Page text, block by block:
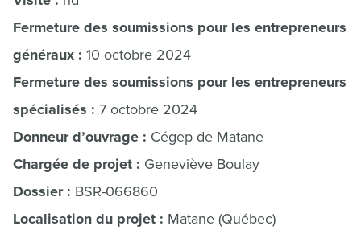
Fermeture des soumissions pour les entrepreneurs
généraux : 10 octobre 2024
Fermeture des soumissions pour les entrepreneurs
spécialisés : 7 octobre 2024
Donneur d’ouvrage : Cégep de Matane
Chargée de projet : Geneviève Boulay
Dossier : BSR-066860
Localisation du projet : Matane (Québec)